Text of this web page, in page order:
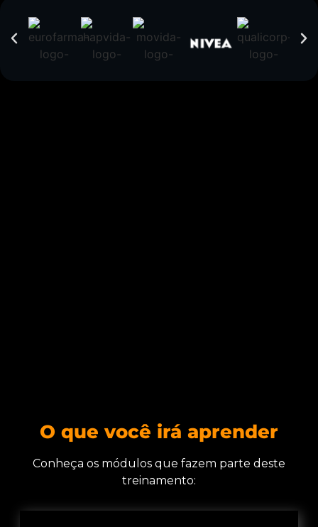
O que você irá aprender
Conheça os módulos que fazem parte deste
treinamento: